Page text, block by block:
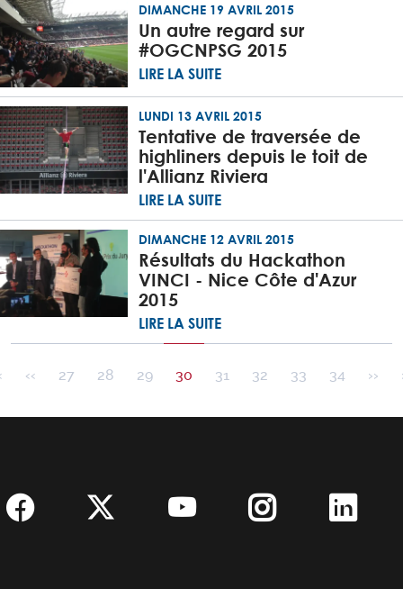
DIMANCHE 19 AVRIL 2015
Un autre regard sur
#OGCNPSG 2015
LIRE LA SUITE
LUNDI 13 AVRIL 2015
Tentative de traversée de
highliners depuis le toit de
l'Allianz Riviera
LIRE LA SUITE
DIMANCHE 12 AVRIL 2015
Résultats du Hackathon
VINCI - Nice Côte d'Azur
2015
LIRE LA SUITE
Première page
‹‹Page précédente
27 28 29 30 31 32 33 34 ››